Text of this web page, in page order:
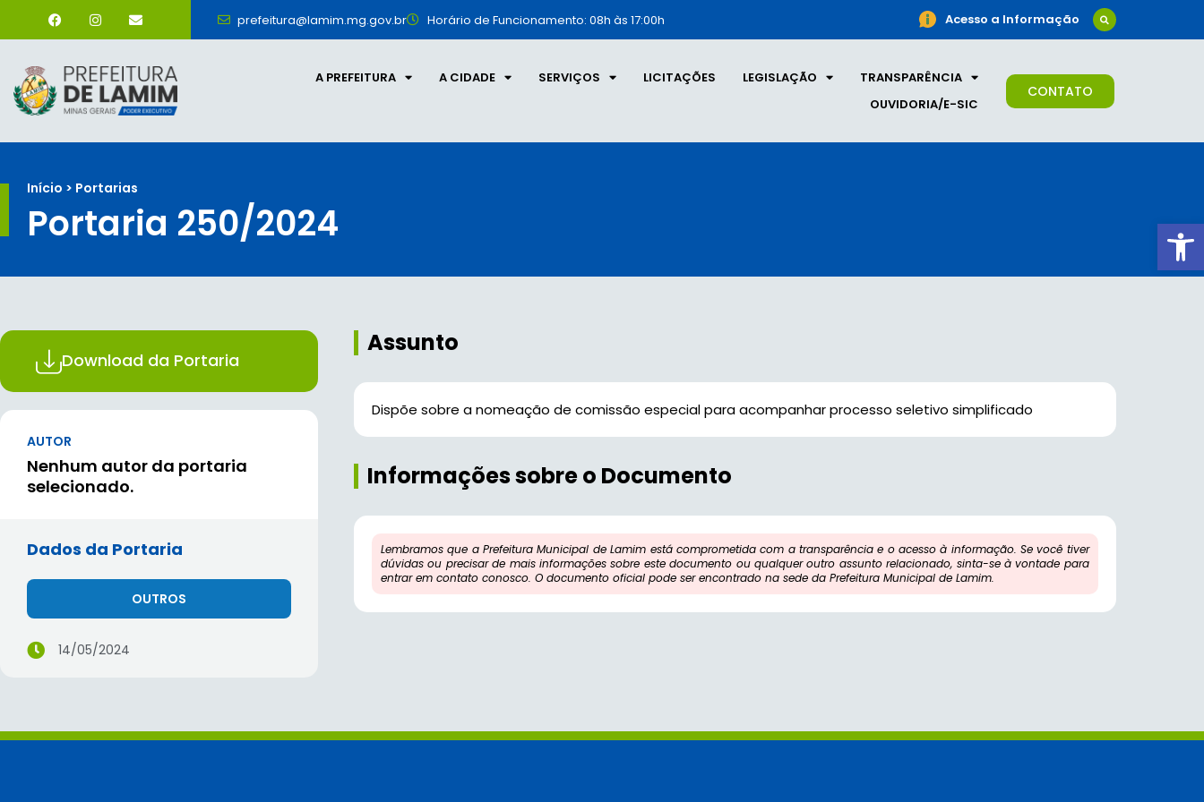
prefeitura@lamim.mg.gov.br Horário de Funcionamento: 08h às 17:00h Acesso a Informação
A PREFEITURA A CIDADE SERVIÇOS LICITAÇÕES LEGISLAÇÃO
TRANSPARÊNCIA
OUVIDORIA/E-SIC
CONTATO
Início > Portarias
Portaria 250/2024
Download da Portaria
AUTOR
Nenhum autor da portaria
selecionado.
Dados da Portaria
OUTROS
14/05/2024
Assunto
Dispõe sobre a nomeação de comissão especial para acompanhar processo seletivo simplificado
Informações sobre o Documento
Lembramos que a Prefeitura Municipal de Lamim está comprometida com a transparência e o acesso à informação. Se você tiver
dúvidas ou precisar de mais informações sobre este documento ou qualquer outro assunto relacionado, sinta-se à vontade para
entrar em contato conosco. O documento oficial pode ser encontrado na sede da Prefeitura Municipal de Lamim.